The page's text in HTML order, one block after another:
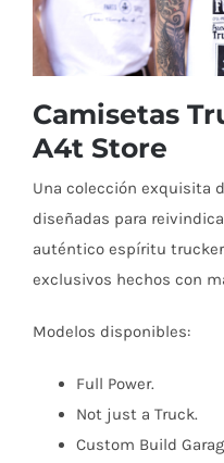
Camisetas
A4t Store
Una colección exquisita
diseñadas para
auténtico espíritu
exclusivos hechos con
Modelos disponibles:
Full Power.
Not just a Truck.
Custom Build